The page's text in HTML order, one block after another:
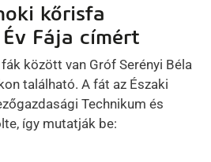
kőrisfa
Fája címért
között van Gróf Serényi Béla
található. A fát az Északi
Technikum és
így mutatják be: